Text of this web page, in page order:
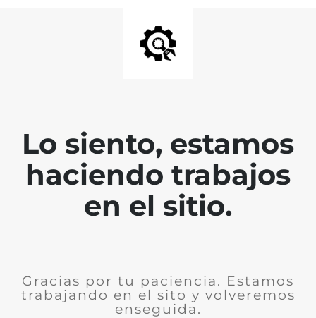
Lo siento, estamos
haciendo trabajos
en el sitio.
Gracias por tu paciencia. Estamos
trabajando en el sito y volveremos
enseguida.